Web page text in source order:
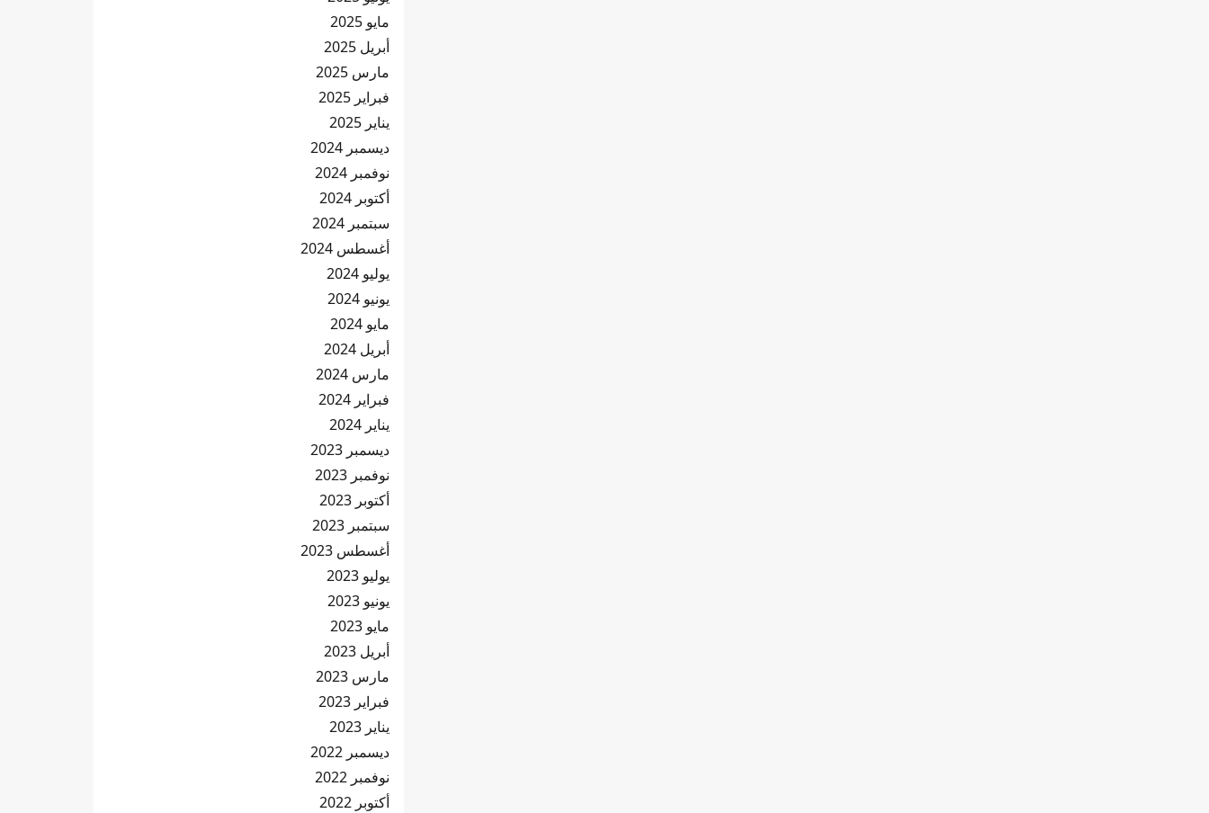
مايو 2025
أبريل 2025
مارس 2025
فبراير 2025
يناير 2025
ديسمبر 2024
نوفمبر 2024
أكتوبر 2024
سبتمبر 2024
أغسطس 2024
يوليو 2024
يونيو 2024
مايو 2024
أبريل 2024
مارس 2024
فبراير 2024
يناير 2024
ديسمبر 2023
نوفمبر 2023
أكتوبر 2023
سبتمبر 2023
أغسطس 2023
يوليو 2023
يونيو 2023
مايو 2023
أبريل 2023
مارس 2023
فبراير 2023
يناير 2023
ديسمبر 2022
نوفمبر 2022
أكتوبر 2022